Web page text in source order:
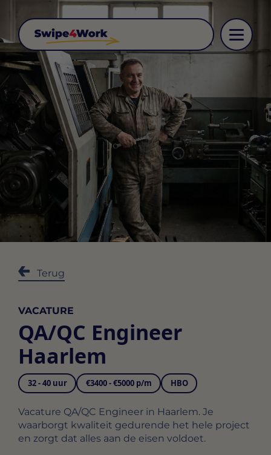
Terug
VACATURE
QA/QC Engineer
Haarlem
32 - 40 uur €3400 - €5000 p/m HBO
Vacature QA/QC Engineer in Haarlem. Je
waarborgt kwaliteit gedurende het hele project
en zorgt dat alles aan de eisen voldoet.